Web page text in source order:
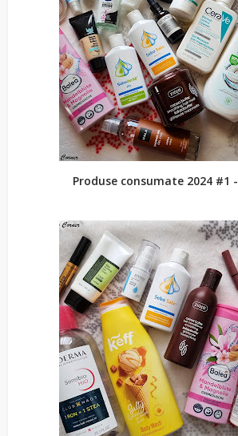
Produse consumate 2024 #1